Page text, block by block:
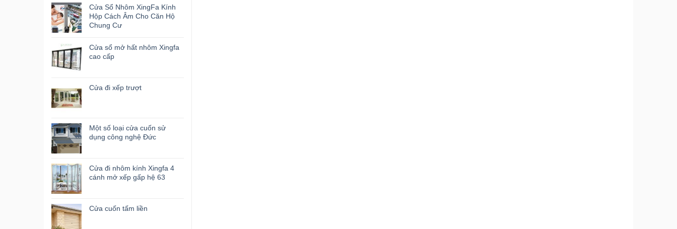
Cửa Sổ Nhôm XingFa Kính
Hộp Cách Âm Cho Căn Hộ
Chung Cư
Cửa sổ mở hất nhôm Xingfa
cao cấp
Cửa đi xếp trượt
Một số loại cửa cuốn sử
dụng công nghệ Đức
Cửa đi nhôm kính Xingfa 4
cánh mở xếp gấp hệ 63
Cửa cuốn tấm liền